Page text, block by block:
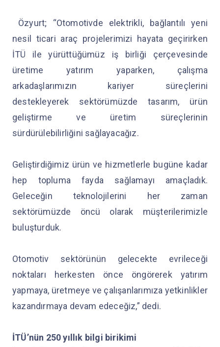
Özyurt; “Otomotivde elektrikli, bağlantılı yeni
nesil ticari araç projelerimizi hayata geçirirken
İTÜ ile yürüttüğümüz iş birliği çerçevesinde
üretime yatırım yaparken, çalışma
arkadaşlarımızın kariyer süreçlerini
destekleyerek sektörümüzde tasarım, ürün
geliştirme ve üretim süreçlerinin
sürdürülebilirliğini sağlayacağız.
Geliştirdiğimiz ürün ve hizmetlerle bugüne kadar
hep topluma fayda sağlamayı amaçladık.
Geleceğin teknolojilerini her zaman
sektörümüzde öncü olarak müşterilerimizle
buluşturduk.
Otomotiv sektörünün gelecekte evrileceği
noktaları herkesten önce öngörerek yatırım
yapmaya, üretmeye ve çalışanlarımıza yetkinlikler
kazandırmaya devam edeceğiz,” dedi.
İTÜ’nün 250 yıllık bilgi birikimi